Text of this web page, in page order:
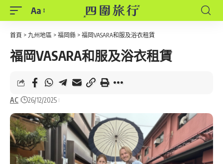
Font
Resizer
Aa
首頁 > 九州地區 > 福岡縣 > 福岡VASARA和服及浴衣租賃
福岡VASARA和服及浴衣租賃
AC 26/12/2025